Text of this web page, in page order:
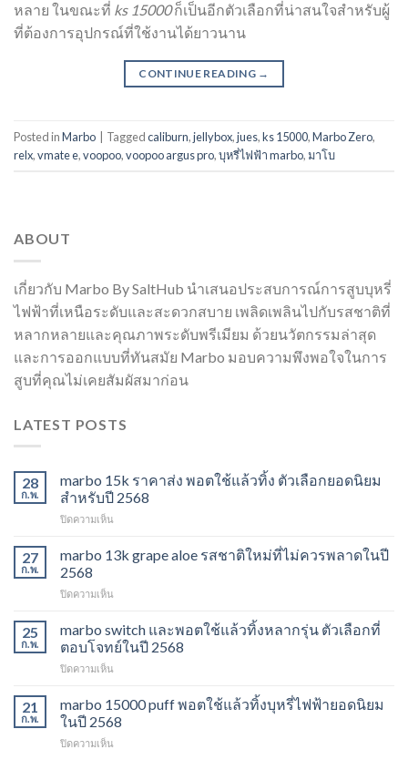
หลาย ในขณะที่ ks 15000ก็เป็นอีกตัวเลือกที่น่าสนใจสำหรับผู้
ที่ต้องการอุปกรณ์ที่ใช้งานได้ยาวนาน
CONTINUE READING →
Posted inMarbo Taggedcaliburn,jellybox,jues,ks 15000,Marbo Zero,
relx,vmate e,voopoo,voopoo argus pro,บุหรี่ไฟฟ้า marbo,มาโบ
ABOUT
เกี่ยวกับ Marbo By SaltHub นำเสนอประสบการณ์การสูบบุหรี่
ไฟฟ้าที่เหนือระดับและสะดวกสบาย เพลิดเพลินไปกับรสชาติที่
หลากหลายและคุณภาพระดับพรีเมียม ด้วยนวัตกรรมล่าสุด
และการออกแบบที่ทันสมัย Marbo มอบความพึงพอใจในการ
สูบที่คุณไม่เคยสัมผัสมาก่อน
LATEST POSTS
28
ก.พ.
marbo 15k ราคาส่ง พอตใช้แล้วทิ้ง ตัวเลือกยอดนิยม
สำหรับปี 2568
ปิดความเห็น
15k
ราคา
พอต
แล้ว
ทิ้ง
เลือก
นิยม
สำหรับ
27
ก.พ.
marbo 13k grape aloe รสชาติใหม่ที่ไม่ควรพลาดในปี
2568
ปิดความเห็น
13k
grape
aloe
รสชาติ
ที่
ไม่
พลาด
25
ก.พ.
marbo switch และพอตใช้แล้วทิ้งหลากรุ่น ตัวเลือกที่
ตอบโจทย์ในปี 2568
ปิดความเห็น
switch
พอต
ใช้
21
ก.พ.
marbo 15000 puff พอตใช้แล้วทิ้งบุหรี่ไฟฟ้ายอดนิยม
ในปี 2568
ปิดความเห็น